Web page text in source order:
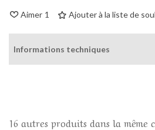
Aimer 1 Ajouter à la liste de
Informations techniques
16 autres produits dans la même